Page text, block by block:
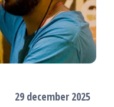
29 december 2025